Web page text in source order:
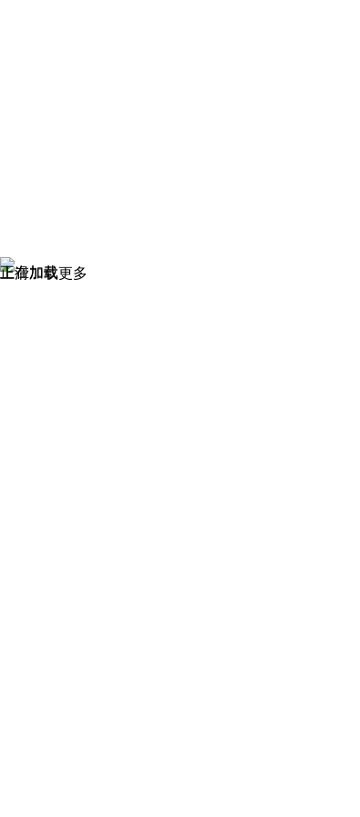
正在加载
上滑加载更多